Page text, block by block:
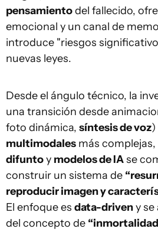
pensamientodel fallecido,
emocional y un canal de
introduce "riesgos
nuevas leyes.
Desde el ángulo técnico, la
una transición desde
foto dinámica, síntesis de voz)
multimodales más
difuntoy modelos de IAse
construir un sistema de
reproducir imagen y
El enfoque es data-driveny
del concepto de